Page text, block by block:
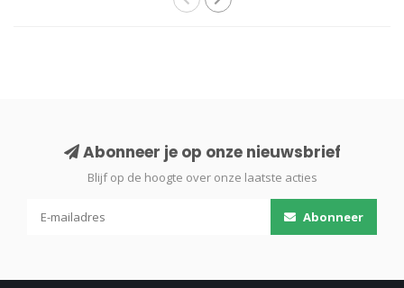
Abonneer je op onze nieuwsbrief
Blijf op de hoogte over onze laatste acties
Abonneer